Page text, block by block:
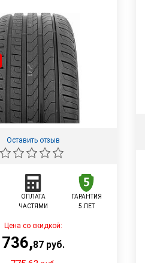
Оставить отзыв
ОПЛАТА
ЧАСТЯМИ
ГАРАНТИЯ
5 ЛЕТ
Цена со скидкой:
736,87руб.